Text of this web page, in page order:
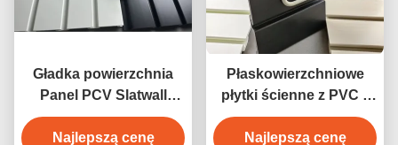
Gładka powierzchnia
Panel PCV Slatwall
Panel Garażowy
Materiał do dekoracji
Najlepszą cenę
Płaskowierzchniowe
płytki ścienne z PVC z
odpornością na ogień i
łatwą instalacją
Najlepszą cenę